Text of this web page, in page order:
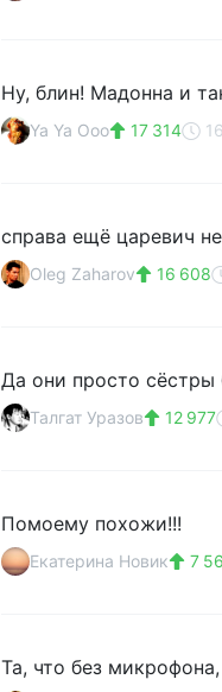
Ну, блин! Мадонна и
Ya Ya Ooo 17 314
справа ещё царевич
Oleg Zaharov 16 608
Да они просто сёстры
Талгат Уразов 12 977
Помоему похожи!!!
Екатерина Новик 7
Та, что без